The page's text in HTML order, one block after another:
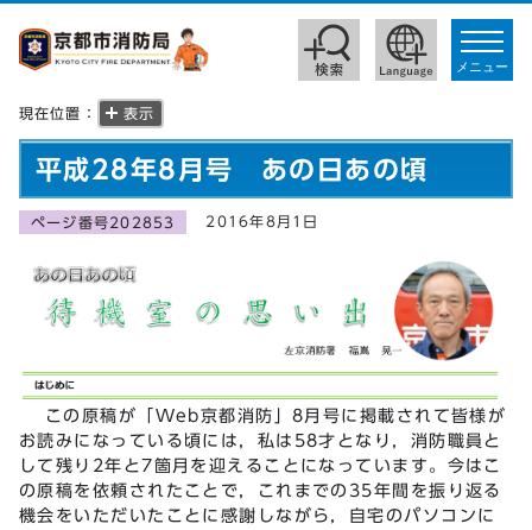
toggle
メニュー
現在位置： 表示
平成28年8月号 あの日あの頃
ページ番号202853 2016年8月1日
この原稿が「Web京都消防」8月号に掲載されて皆様が
お読みになっている頃には，私は58才となり，消防職員と
して残り2年と7箇月を迎えることになっています。今はこ
の原稿を依頼されたことで，これまでの35年間を振り返る
機会をいただいたことに感謝しながら，自宅のパソコンに